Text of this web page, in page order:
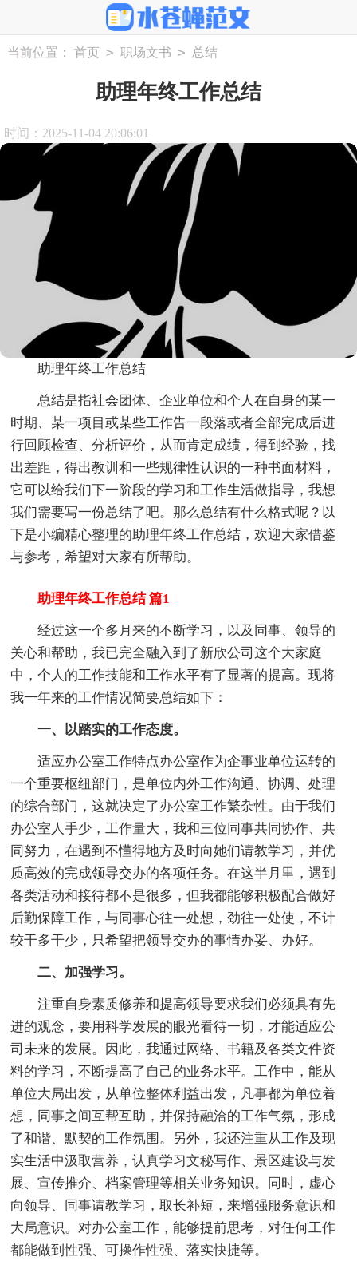
当前位置： 首页 > 职场文书 > 总结
助理年终工作总结
时间：2025-11-04 20:06:01
助理年终工作总结
总结是指社会团体、企业单位和个人在自身的某一
时期、某一项目或某些工作告一段落或者全部完成后进
行回顾检查、分析评价，从而肯定成绩，得到经验，找
出差距，得出教训和一些规律性认识的一种书面材料，
它可以给我们下一阶段的学习和工作生活做指导，我想
我们需要写一份总结了吧。那么总结有什么格式呢？以
下是小编精心整理的助理年终工作总结，欢迎大家借鉴
与参考，希望对大家有所帮助。
助理年终工作总结 篇1
经过这一个多月来的不断学习，以及同事、领导的
关心和帮助，我已完全融入到了新欣公司这个大家庭
中，个人的工作技能和工作水平有了显著的提高。现将
我一年来的工作情况简要总结如下：
一、以踏实的工作态度。
适应办公室工作特点办公室作为企事业单位运转的
一个重要枢纽部门，是单位内外工作沟通、协调、处理
的综合部门，这就决定了办公室工作繁杂性。由于我们
办公室人手少，工作量大，我和三位同事共同协作、共
同努力，在遇到不懂得地方及时向她们请教学习，并优
质高效的完成领导交办的各项任务。在这半月里，遇到
各类活动和接待都不是很多，但我都能够积极配合做好
后勤保障工作，与同事心往一处想，劲往一处使，不计
较干多干少，只希望把领导交办的事情办妥、办好。
二、加强学习。
注重自身素质修养和提高领导要求我们必须具有先
进的观念，要用科学发展的眼光看待一切，才能适应公
司未来的发展。因此，我通过网络、书籍及各类文件资
料的学习，不断提高了自己的业务水平。工作中，能从
单位大局出发，从单位整体利益出发，凡事都为单位着
想，同事之间互帮互助，并保持融洽的工作气氛，形成
了和谐、默契的工作氛围。另外，我还注重从工作及现
实生活中汲取营养，认真学习文秘写作、景区建设与发
展、宣传推介、档案管理等相关业务知识。同时，虚心
向领导、同事请教学习，取长补短，来增强服务意识和
大局意识。对办公室工作，能够提前思考，对任何工作
都能做到性强、可操作性强、落实快捷等。